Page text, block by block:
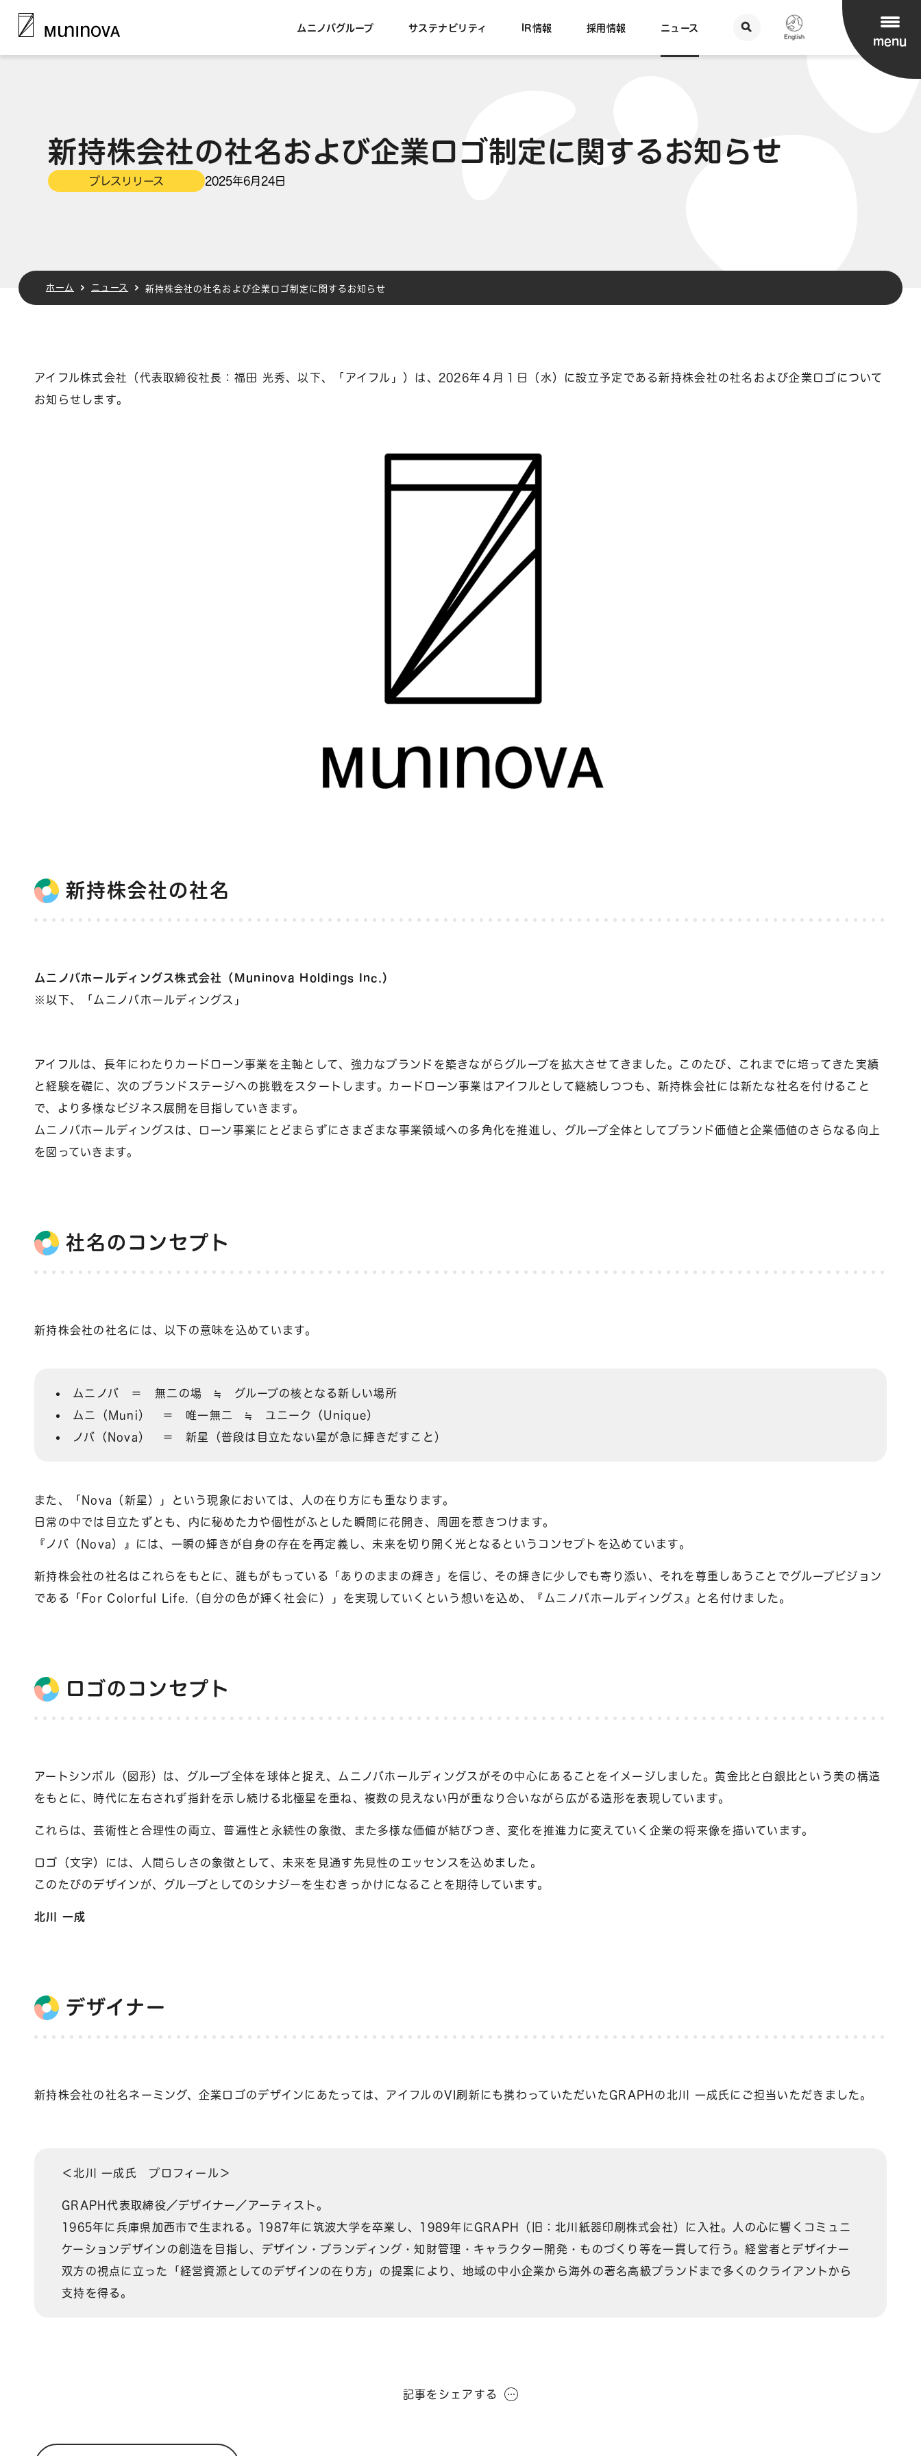
menu
ムニノバグループ サステナビリティ IR情報 採用情報 ニュース
新持株会社の社名および企業ロゴ制定に関するお知らせ
プレスリリース 2025年6月24日
ホーム ニュース 新持株会社の社名および企業ロゴ制定に関するお知らせ
アイフル株式会社（代表取締役社長：福田 光秀、以下、「アイフル」）は、2026年４月１日（水）に設立予定である新持株会社の社名および企業ロゴについて
お知らせします。
新持株会社の社名
ムニノバホールディングス株式会社（Muninova Holdings Inc.）
※以下、「ムニノバホールディングス」
アイフルは、長年にわたりカードローン事業を主軸として、強力なブランドを築きながらグループを拡大させてきました。このたび、これまでに培ってきた実績
と経験を礎に、次のブランドステージへの挑戦をスタートします。カードローン事業はアイフルとして継続しつつも、新持株会社には新たな社名を付けること
で、より多様なビジネス展開を目指していきます。
ムニノバホールディングスは、ローン事業にとどまらずにさまざまな事業領域への多角化を推進し、グループ全体としてブランド価値と企業価値のさらなる向上
を図っていきます。
社名のコンセプト
新持株会社の社名には、以下の意味を込めています。
ムニノバ ＝ 無二の場 ≒ グループの核となる新しい場所
ムニ（Muni） ＝ 唯一無二 ≒ ユニーク（Unique）
ノバ（Nova） ＝ 新星（普段は目立たない星が急に輝きだすこと）
また、「Nova（新星）」という現象においては、人の在り方にも重なります。
日常の中では目立たずとも、内に秘めた力や個性がふとした瞬間に花開き、周囲を惹きつけます。
『ノバ（Nova）』には、一瞬の輝きが自身の存在を再定義し、未来を切り開く光となるというコンセプトを込めています。
新持株会社の社名はこれらをもとに、誰もがもっている「ありのままの輝き」を信じ、その輝きに少しでも寄り添い、それを尊重しあうことでグループビジョン
である「For Colorful Life.（自分の色が輝く社会に）」を実現していくという想いを込め、『ムニノバホールディングス』と名付けました。
ロゴのコンセプト
アートシンボル（図形）は、グループ全体を球体と捉え、ムニノバホールディングスがその中心にあることをイメージしました。黄金比と白銀比という美の構造
をもとに、時代に左右されず指針を示し続ける北極星を重ね、複数の見えない円が重なり合いながら広がる造形を表現しています。
これらは、芸術性と合理性の両立、普遍性と永続性の象徴、また多様な価値が結びつき、変化を推進力に変えていく企業の将来像を描いています。
ロゴ（文字）には、人間らしさの象徴として、未来を見通す先見性のエッセンスを込めました。
このたびのデザインが、グループとしてのシナジーを生むきっかけになることを期待しています。
北川 一成
デザイナー
新持株会社の社名ネーミング、企業ロゴのデザインにあたっては、アイフルのVI刷新にも携わっていただいたGRAPHの北川 一成氏にご担当いただきました。
＜北川 一成氏 プロフィール＞
GRAPH代表取締役／デザイナー／アーティスト。
1965年に兵庫県加西市で生まれる。1987年に筑波大学を卒業し、1989年にGRAPH（旧：北川紙器印刷株式会社）に入社。人の心に響くコミュニ
ケーションデザインの創造を目指し、デザイン・ブランディング・知財管理・キャラクター開発・ものづくり等を一貫して行う。経営者とデザイナー
双方の視点に立った「経営資源としてのデザインの在り方」の提案により、地域の中小企業から海外の著名高級ブランドまで多くのクライアントから
支持を得る。
記事をシェアする